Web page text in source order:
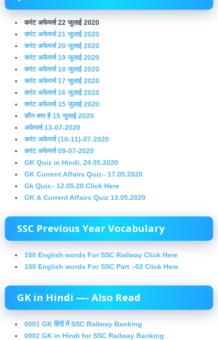
करंट अफेयर्स 22 जुलाई 2020
करंट अफेयर्स 21 जुलाई 2020
करंट अफेयर्स 20 जुलाई 2020
करंट अफेयर्स 19 जुलाई 2020
करंट अफेयर्स 18 जुलाई 2020
करंट अफेयर्स 17 जुलाई 2020
करंट अफेयर्स 16 जुलाई 2020
करंट अफेयर्स 15 जुलाई 2020
कौन क्या है 15 जुलाई 2020
अफेयर्स 13-07-2020
करंट अफेयर्स (10-11)-07-2020
करंट अफेयर्स 09-07-2020
GK Quiz in Hindi. 24.05.2020
GK Current Affairs Quiz– 17.05.2020
Gk Quiz– 12.05.20 Click Here
GK & Current Affairs Quiz 13.05.2020
SSC Previous Year Vocabulary
100 English words For SSC Railway Click Here
100 English words For SSC Part –02 Click Here
GK in Hindi —- Also Read
0001 GK हिंदी में SSC Railway Banking
0002 GK in Hindi for SSC Railway Banking